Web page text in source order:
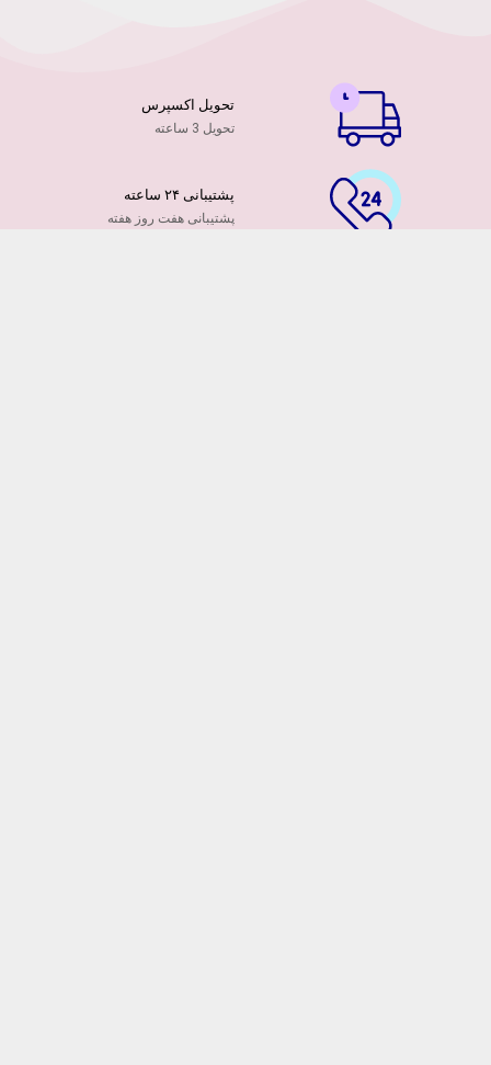
تحویل اکسپرس
تحویل 3 ساعته
پشتیبانی ۲۴ ساعته
پشتیبانی هفت روز هفته